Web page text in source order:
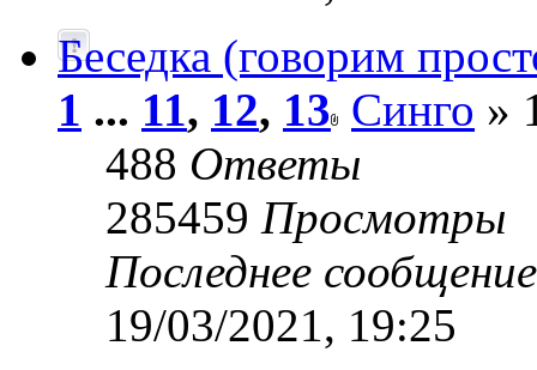
Беседка (говорим
1 ... 11, 12, 13 Синго »
488 Ответы
285459 Просмотры
Последнее
19/03/2021, 19:25